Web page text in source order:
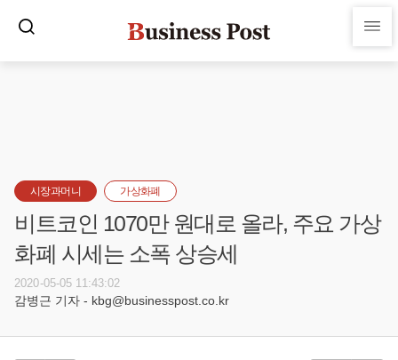
시장과머니 가상화폐
비트코인 1070만 원대로 올라, 주요 가상
화폐 시세는 소폭 상승세
2020-05-05 11:43:02
감병근 기자 - kbg@businesspost.co.kr